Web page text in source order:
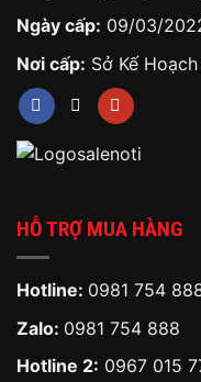
Ngày cấp: 09/03/
Nơi cấp: Sở Kế
HỖ TRỢ MUA HÀNG
Hotline: 0981 754
Zalo: 0981 754 888
Hotline 2: 0967 015